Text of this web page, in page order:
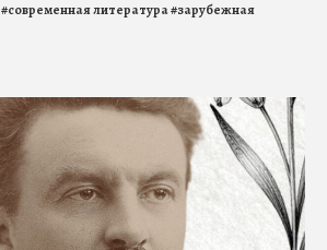
#современная литература#зарубежная